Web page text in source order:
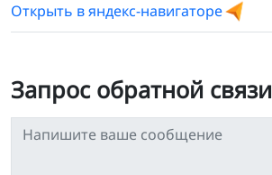
Открыть в яндекс-навигаторе
Запрос обратной связи